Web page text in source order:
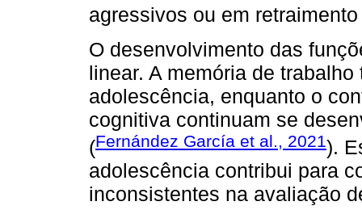
agressivos ou em
O desenvolvimento das
linear. A memória de
adolescência, enquanto o
cognitiva continuam se
(Fernández García et al., 2021).
adolescência contribui para
inconsistentes na avaliação